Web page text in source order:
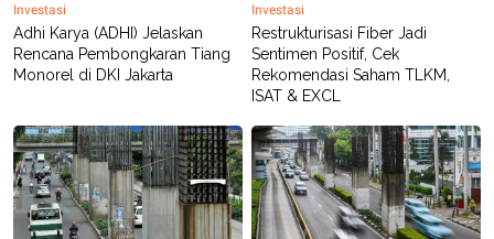
Investasi
Adhi Karya (ADHI) Jelaskan
Rencana Pembongkaran Tiang
Monorel di DKI Jakarta
Investasi
Restrukturisasi Fiber Jadi
Sentimen Positif, Cek
Rekomendasi Saham TLKM,
ISAT & EXCL